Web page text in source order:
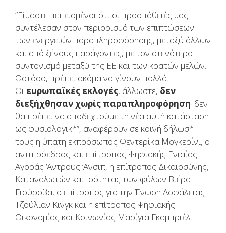
“Είμαστε πεπεισμένοι ότι οι προσπάθειές μας
συντέλεσαν στον περιορισμό των επιπτώσεων
των ενεργειών παραπληροφόρησης, μεταξύ άλλων
και από ξένους παράγοντες, με τον στενότερο
συντονισμό μεταξύ της ΕΕ και των κρατών μελών.
Ωστόσο, πρέπει ακόμα να γίνουν πολλά.
Οι ευρωπαϊκές εκλογές, άλλωστε, δεν
διεξήχθησαν χωρίς παραπληροφόρηση· δεν
θα πρέπει να αποδεχτούμε τη νέα αυτή κατάσταση
ως φυσιολογική”, αναφέρουν σε κοινή δήλωσή
τους η ύπατη εκπρόσωπος Φεντερίκα Μογκερίνι, ο
αντιπρόεδρος και επίτροπος Ψηφιακής Ενιαίας
Αγοράς ‘Αντρους ‘Ανσιπ, η επίτροπος Δικαιοσύνης,
Καταναλωτών και Ισότητας των φύλων Βιέρα
Γιούροβα, ο επίτροπος για την Ένωση Ασφάλειας
Τζούλιαν Κινγκ και η επίτροπος Ψηφιακής
Οικονομίας και Κοινωνίας Μαρίγια Γκαμπριέλ.